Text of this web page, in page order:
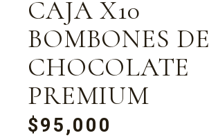
CAJA X10
BOMBONES DE
CHOCOLATE
PREMIUM
$95,000